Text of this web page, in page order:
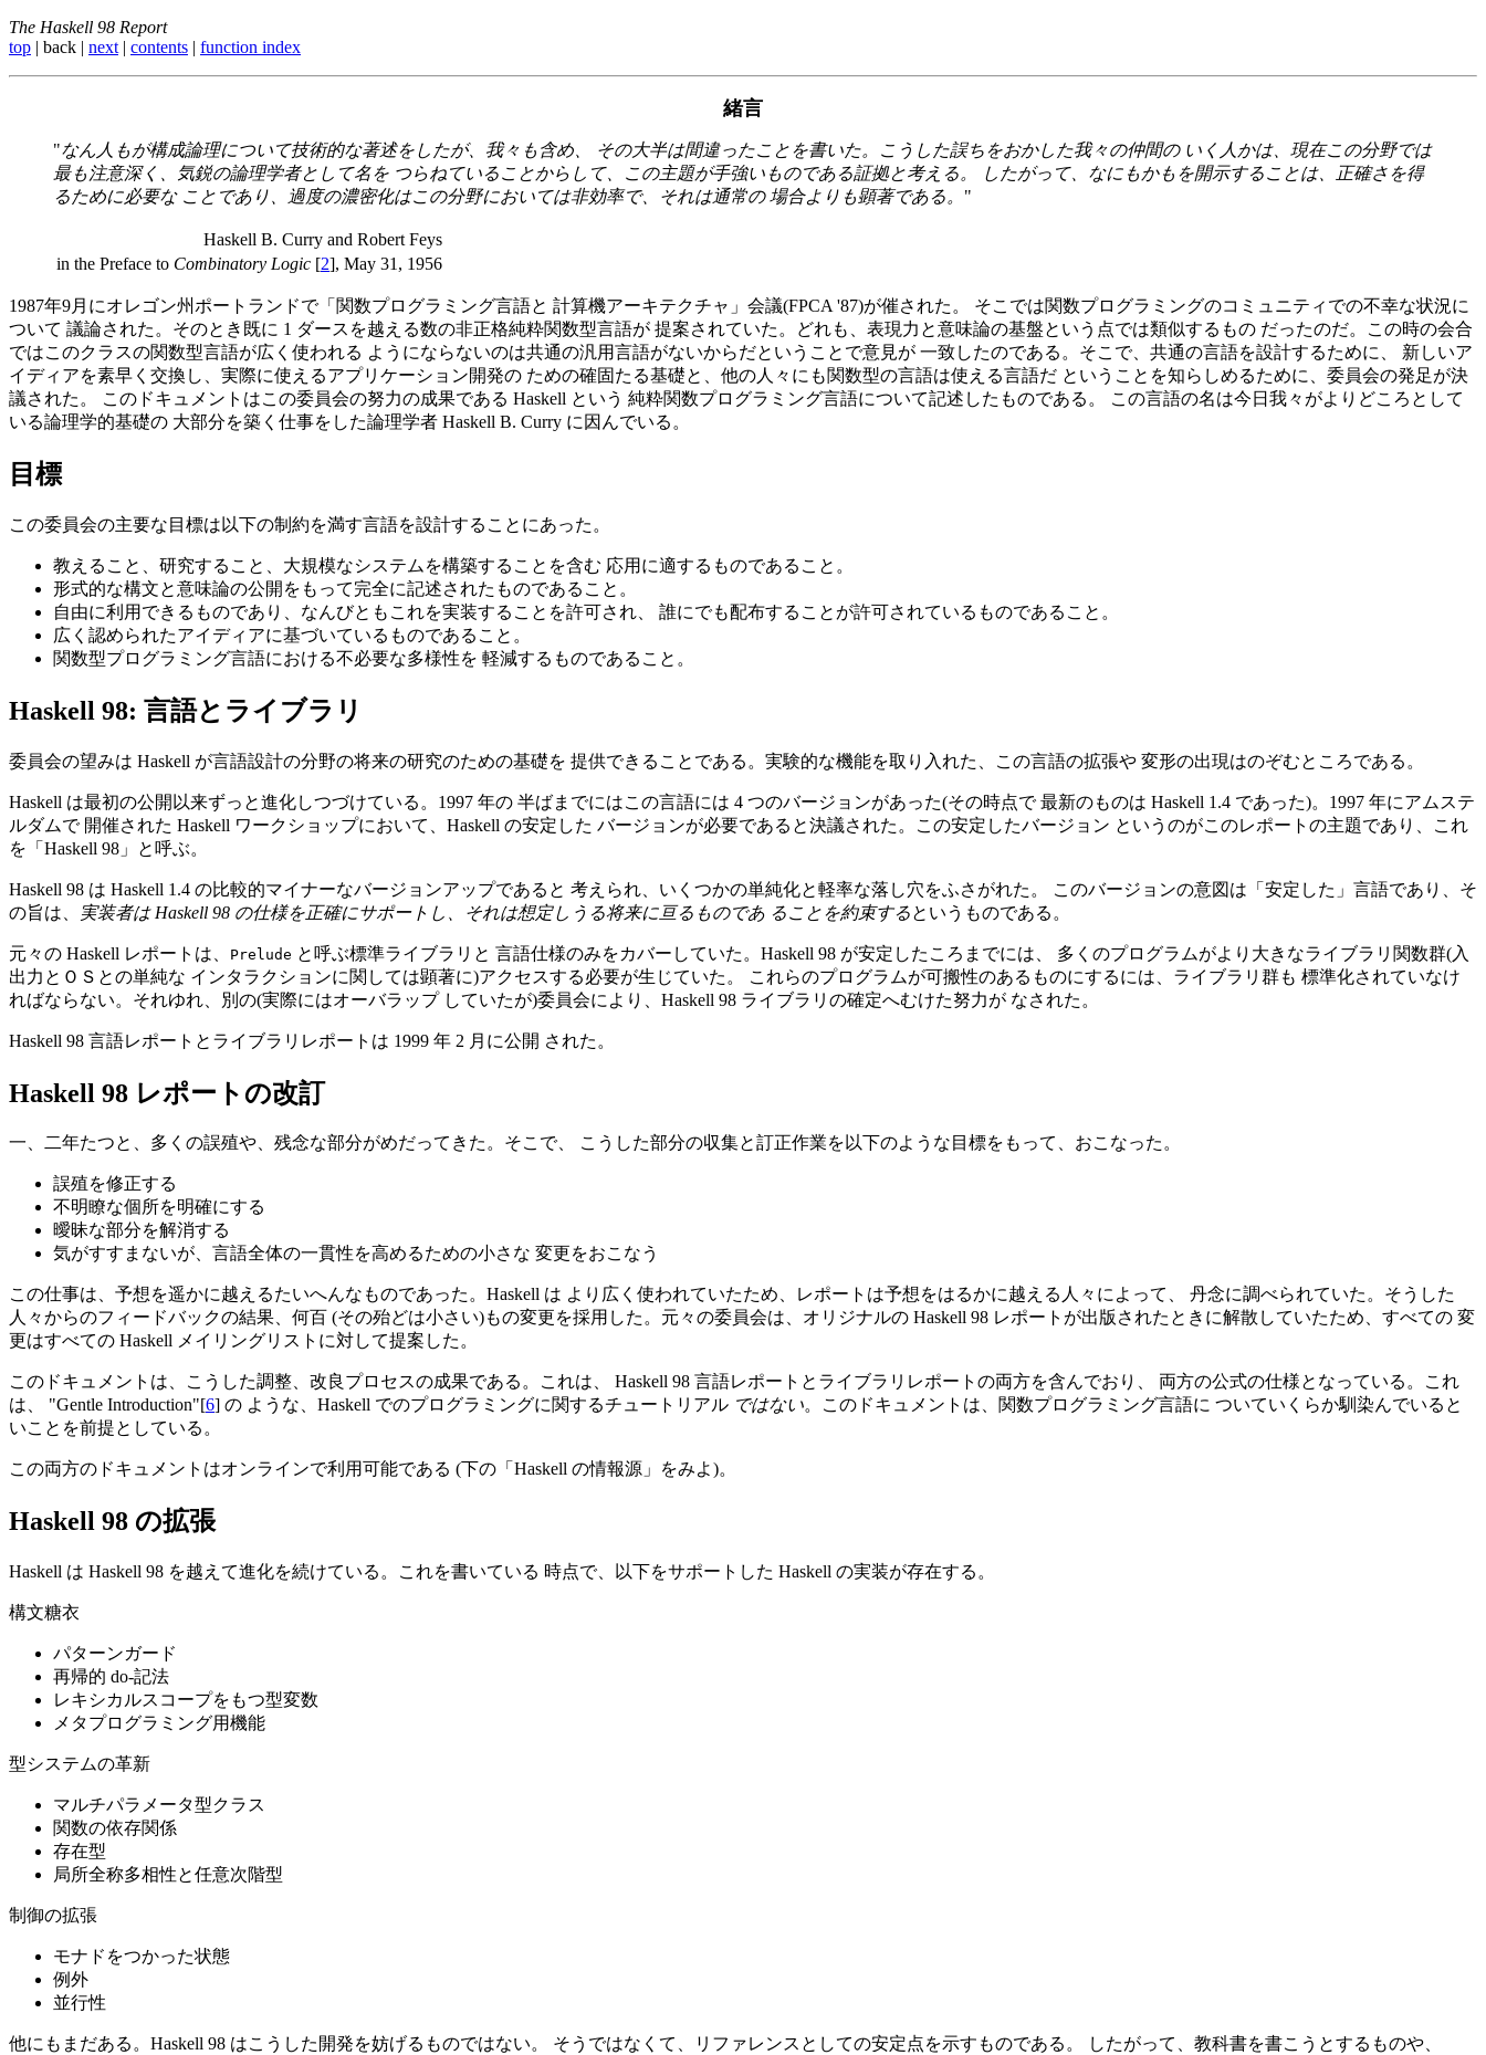
The Haskell 98 Report
top | back | next | contents | function index
緒言
"なん人もが構成論理について技術的な著述をしたが、我々も含め、 その大半は間違ったことを書いた。こうした誤ちをおかした我々の仲間の いく人かは、現在この分野では
最も注意深く、気鋭の論理学者として名を つらねていることからして、この主題が手強いものである証拠と考える。 したがって、なにもかもを開示することは、正確さを得
るために必要な ことであり、過度の濃密化はこの分野においては非効率で、それは通常の 場合よりも顕著である。 "
Haskell B. Curry and Robert Feys
in the Preface to Combinatory Logic [2], May 31, 1956
1987年9月にオレゴン州ポートランドで「関数プログラミング言語と 計算機アーキテクチャ」会議(FPCA '87)が催された。 そこでは関数プログラミングのコミュニティでの不幸な状況に
ついて 議論された。そのとき既に 1 ダースを越える数の非正格純粋関数型言語が 提案されていた。どれも、表現力と意味論の基盤という点では類似するもの だったのだ。この時の会合
ではこのクラスの関数型言語が広く使われる ようにならないのは共通の汎用言語がないからだということで意見が 一致したのである。そこで、共通の言語を設計するために、 新しいア
イディアを素早く交換し、実際に使えるアプリケーション開発の ための確固たる基礎と、他の人々にも関数型の言語は使える言語だ ということを知らしめるために、委員会の発足が決
議された。 このドキュメントはこの委員会の努力の成果である Haskell という 純粋関数プログラミング言語について記述したものである。 この言語の名は今日我々がよりどころとして
いる論理学的基礎の 大部分を築く仕事をした論理学者 Haskell B. Curry に因んでいる。
目標
この委員会の主要な目標は以下の制約を満す言語を設計することにあった。
教えること、研究すること、大規模なシステムを構築することを含む 応用に適するものであること。
形式的な構文と意味論の公開をもって完全に記述されたものであること。
自由に利用できるものであり、なんびともこれを実装することを許可され、 誰にでも配布することが許可されているものであること。
広く認められたアイディアに基づいているものであること。
関数型プログラミング言語における不必要な多様性を 軽減するものであること。
Haskell 98: 言語とライブラリ
委員会の望みは Haskell が言語設計の分野の将来の研究のための基礎を 提供できることである。実験的な機能を取り入れた、この言語の拡張や 変形の出現はのぞむところである。
Haskell は最初の公開以来ずっと進化しつづけている。1997 年の 半ばまでにはこの言語には 4 つのバージョンがあった(その時点で 最新のものは Haskell 1.4 であった)。1997 年にアムステ
ルダムで 開催された Haskell ワークショップにおいて、Haskell の安定した バージョンが必要であると決議された。この安定したバージョン というのがこのレポートの主題であり、これ
を「Haskell 98」と呼ぶ。
Haskell 98 は Haskell 1.4 の比較的マイナーなバージョンアップであると 考えられ、いくつかの単純化と軽率な落し穴をふさがれた。 このバージョンの意図は「安定した」言語であり、そ
の旨は、
実装者は Haskell 98 の仕様を正確にサポートし、それは想定しうる将来に亘るものであ ることを約束するというものである。
元々の Haskell レポートは、 Prelude と呼ぶ標準ライブラリと 言語仕様のみをカバーしていた。Haskell 98 が安定したころまでには、 多くのプログラムがより大きなライブラリ関数群(入
出力とＯＳとの単純な インタラクションに関しては顕著に)アクセスする必要が生じていた。 これらのプログラムが可搬性のあるものにするには、ライブラリ群も 標準化されていなけ
ればならない。それゆれ、別の(実際にはオーバラップ していたが)委員会により、Haskell 98 ライブラリの確定へむけた努力が なされた。
Haskell 98 言語レポートとライブラリレポートは 1999 年 2 月に公開 された。
Haskell 98 レポートの改訂
一、二年たつと、多くの誤殖や、残念な部分がめだってきた。そこで、 こうした部分の収集と訂正作業を以下のような目標をもって、おこなった。
誤殖を修正する
不明瞭な個所を明確にする
曖昧な部分を解消する
気がすすまないが、言語全体の一貫性を高めるための小さな 変更をおこなう
この仕事は、予想を遥かに越えるたいへんなものであった。Haskell は より広く使われていたため、レポートは予想をはるかに越える人々によって、 丹念に調べられていた。そうした
人々からのフィードバックの結果、何百 (その殆どは小さい)もの変更を採用した。元々の委員会は、オリジナルの Haskell 98 レポートが出版されたときに解散していたため、すべての 変
更はすべての Haskell メイリングリストに対して提案した。
このドキュメントは、こうした調整、改良プロセスの成果である。これは、 Haskell 98 言語レポートとライブラリレポートの両方を含んでおり、 両方の公式の仕様となっている。これ
は、 "Gentle Introduction"[6] の ような、Haskell でのプログラミングに関するチュートリアル ではない。このドキュメントは、関数プログラミング言語に ついていくらか馴染んでいると
いことを前提としている。
この両方のドキュメントはオンラインで利用可能である (下の「Haskell の情報源」をみよ)。
Haskell 98 の拡張
Haskell は Haskell 98 を越えて進化を続けている。これを書いている 時点で、以下をサポートした Haskell の実装が存在する。
構文糖衣
パターンガード
再帰的 do-記法
レキシカルスコープをもつ型変数
メタプログラミング用機能
型システムの革新
マルチパラメータ型クラス
関数の依存関係
存在型
局所全称多相性と任意次階型
制御の拡張
モナドをつかった状態
例外
並行性
他にもまだある。Haskell 98 はこうした開発を妨げるものではない。 そうではなくて、リファレンスとしての安定点を示すものである。 したがって、教科書を書こうとするものや、